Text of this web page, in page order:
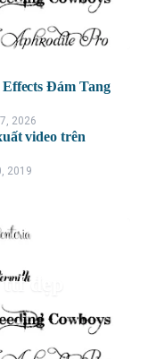
Đám Tang
2026
video trên
2019
đẹp